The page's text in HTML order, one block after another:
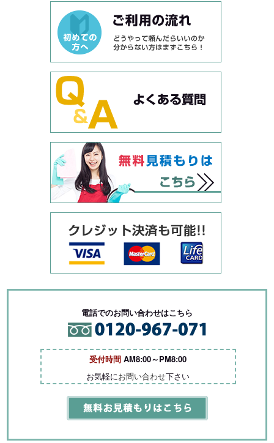
電話でのお問い合わせはこちら
受付時間 AM8:00～PM8:00
お気軽にお問い合わせ下さい